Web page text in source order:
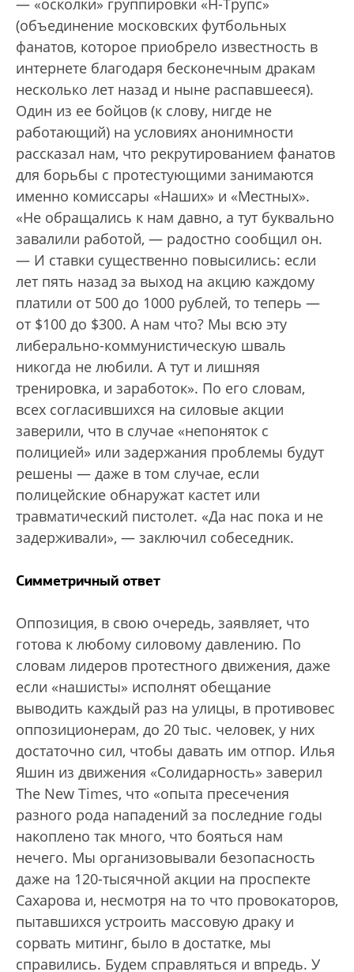
(объединение московских футбольных
фанатов, которое приобрело известность в
интернете благодаря бесконечным дракам
несколько лет назад и ныне распавшееся).
Один из ее бойцов (к слову, нигде не
работающий) на условиях анонимности
рассказал нам, что рекрутированием фанатов
для борьбы с протестующими занимаются
именно комиссары «Наших» и «Местных».
«Не обращались к нам давно, а тут буквально
завалили работой, — радостно сообщил он.
— И ставки существенно повысились: если
лет пять назад за выход на акцию каждому
платили от 500 до 1000 рублей, то теперь —
от $100 до $300. А нам что? Мы всю эту
либерально-коммунистическую шваль
никогда не любили. А тут и лишняя
тренировка, и заработок». По его словам,
всех согласившихся на силовые акции
заверили, что в случае «непоняток с
полицией» или задержания проблемы будут
решены — даже в том случае, если
полицейские обнаружат кастет или
травматический пистолет. «Да нас пока и не
задерживали», — заключил собеседник.
Симметричный ответ
Оппозиция, в свою очередь, заявляет, что
готова к любому силовому давлению. По
словам лидеров протестного движения, даже
если «нашисты» исполнят обещание
выводить каждый раз на улицы, в противовес
оппозиционерам, до 20 тыс. человек, у них
достаточно сил, чтобы давать им отпор. Илья
Яшин из движения «Солидарность» заверил
The New Times, что «опыта пресечения
разного рода нападений за последние годы
накоплено так много, что бояться нам
нечего. Мы организовывали безопасность
даже на 120-тысячной акции на проспекте
Сахарова и, несмотря на то что провокаторов,
пытавшихся устроить массовую драку и
сорвать митинг, было в достатке, мы
справились. Будем справляться и впредь. У